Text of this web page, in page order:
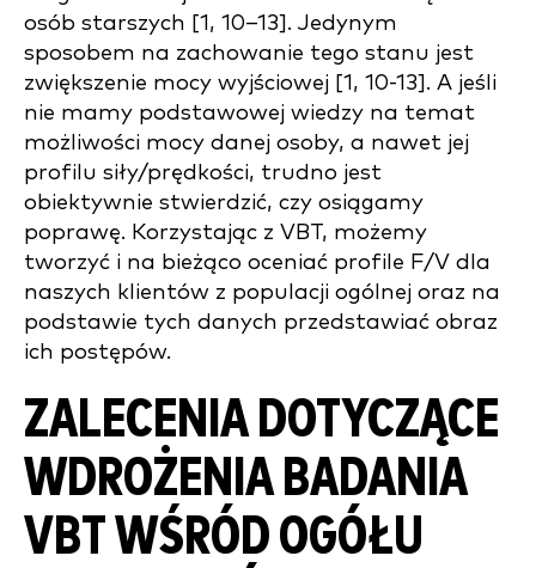
osób starszych [1, 10–13]. Jedynym
sposobem na zachowanie tego stanu jest
zwiększenie mocy wyjściowej [1, 10-13]. A jeśli
nie mamy podstawowej wiedzy na temat
możliwości mocy danej osoby, a nawet jej
profilu siły/prędkości, trudno jest
obiektywnie stwierdzić, czy osiągamy
poprawę. Korzystając z VBT, możemy
tworzyć i na bieżąco oceniać profile F/V dla
naszych klientów z populacji ogólnej oraz na
podstawie tych danych przedstawiać obraz
ich postępów.
ZALECENIA DOTYCZĄCE
WDROŻENIA BADANIA
VBT WŚRÓD OGÓŁU